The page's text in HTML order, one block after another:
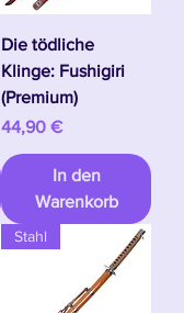
Die tödliche
Klinge: Fushigiri
(Premium)
Preis
44,90 €
In den
Warenkorb
Stahl